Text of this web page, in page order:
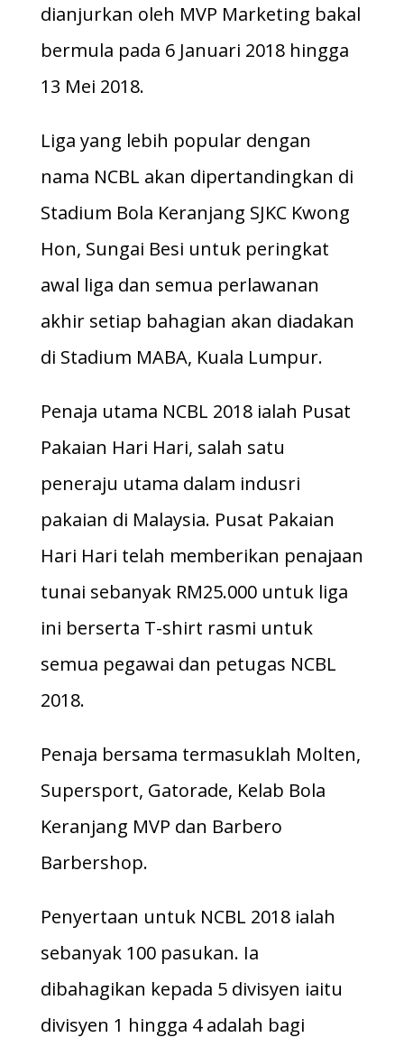
dianjurkan oleh MVP Marketing bakal
bermula pada 6 Januari 2018 hingga
13 Mei 2018.
Liga yang lebih popular dengan
nama NCBL akan dipertandingkan di
Stadium Bola Keranjang SJKC Kwong
Hon, Sungai Besi untuk peringkat
awal liga dan semua perlawanan
akhir setiap bahagian akan diadakan
di Stadium MABA, Kuala Lumpur.
Penaja utama NCBL 2018 ialah Pusat
Pakaian Hari Hari, salah satu
peneraju utama dalam indusri
pakaian di Malaysia. Pusat Pakaian
Hari Hari telah memberikan penajaan
tunai sebanyak RM25.000 untuk liga
ini berserta T-shirt rasmi untuk
semua pegawai dan petugas NCBL
2018.
Penaja bersama termasuklah Molten,
Supersport, Gatorade, Kelab Bola
Keranjang MVP dan Barbero
Barbershop.
Penyertaan untuk NCBL 2018 ialah
sebanyak 100 pasukan. Ia
dibahagikan kepada 5 divisyen iaitu
divisyen 1 hingga 4 adalah bagi